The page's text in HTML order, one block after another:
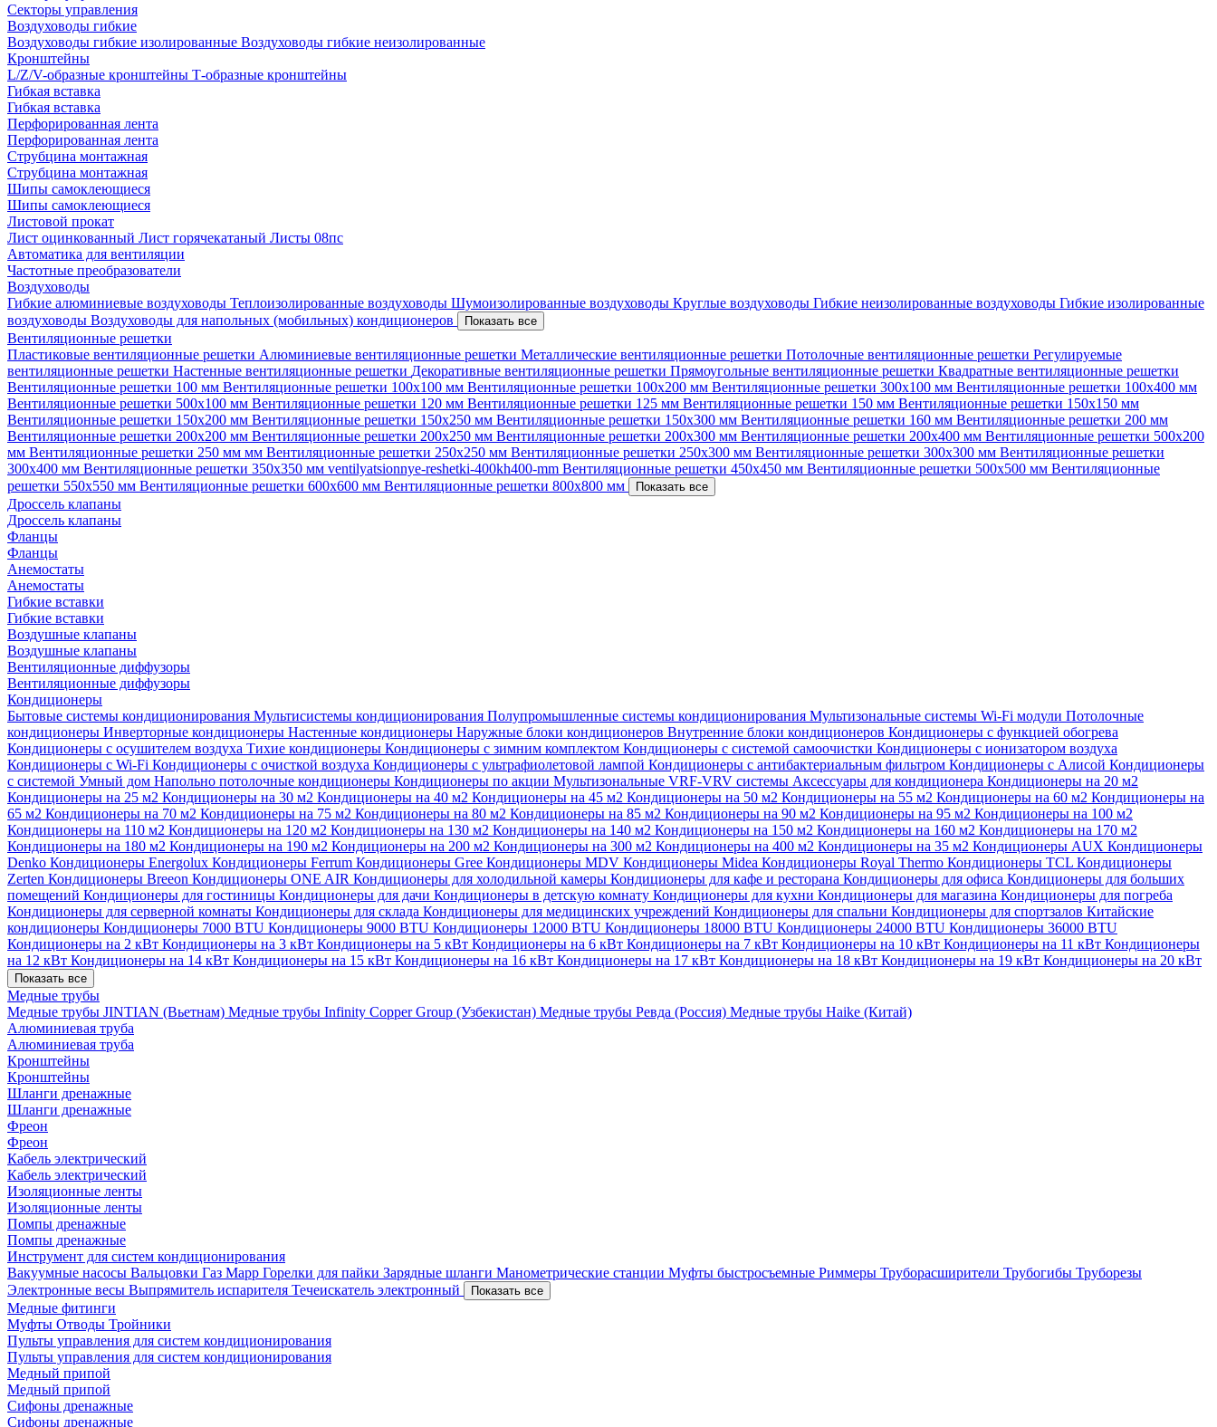
Секторы управления
Воздуховоды гибкие
Воздуховоды гибкие изолированные Воздуховоды гибкие неизолированные
Кронштейны
L/Z/V-образные кронштейны Т-образные кронштейны
Гибкая вставка
Гибкая вставка
Перфорированная лента
Перфорированная лента
Струбцина монтажная
Струбцина монтажная
Шипы самоклеющиеся
Шипы самоклеющиеся
Листовой прокат
Лист оцинкованный Лист горячекатаный Листы 08пс
Автоматика для вентиляции
Частотные преобразователи
Воздуховоды
Гибкие алюминиевые воздуховоды Теплоизолированные воздуховоды Шумоизолированные воздуховоды Круглые воздуховоды Гибкие неизолированные воздуховоды Гибкие изолированные
воздуховоды Воздуховоды для напольных (мобильных) кондиционеров Показать все
Вентиляционные решетки
Пластиковые вентиляционные решетки Алюминиевые вентиляционные решетки Металлические вентиляционные решетки Потолочные вентиляционные решетки Регулируемые
вентиляционные решетки Настенные вентиляционные решетки Декоративные вентиляционные решетки Прямоугольные вентиляционные решетки Квадратные вентиляционные решетки
Вентиляционные решетки 100 мм Вентиляционные решетки 100х100 мм Вентиляционные решетки 100х200 мм Вентиляционные решетки 300х100 мм Вентиляционные решетки 100х400 мм
Вентиляционные решетки 500х100 мм Вентиляционные решетки 120 мм Вентиляционные решетки 125 мм Вентиляционные решетки 150 мм Вентиляционные решетки 150х150 мм
Вентиляционные решетки 150х200 мм Вентиляционные решетки 150х250 мм Вентиляционные решетки 150х300 мм Вентиляционные решетки 160 мм Вентиляционные решетки 200 мм
Вентиляционные решетки 200х200 мм Вентиляционные решетки 200х250 мм Вентиляционные решетки 200х300 мм Вентиляционные решетки 200х400 мм Вентиляционные решетки 500х200
мм Вентиляционные решетки 250 мм мм Вентиляционные решетки 250х250 мм Вентиляционные решетки 250х300 мм Вентиляционные решетки 300х300 мм Вентиляционные решетки
300х400 мм Вентиляционные решетки 350х350 мм ventilyatsionnye-reshetki-400kh400-mm Вентиляционные решетки 450х450 мм Вентиляционные решетки 500х500 мм Вентиляционные
решетки 550х550 мм Вентиляционные решетки 600х600 мм Вентиляционные решетки 800х800 мм Показать все
Дроссель клапаны
Дроссель клапаны
Фланцы
Фланцы
Анемостаты
Анемостаты
Гибкие вставки
Гибкие вставки
Воздушные клапаны
Воздушные клапаны
Вентиляционные диффузоры
Вентиляционные диффузоры
Кондиционеры
Бытовые системы кондиционирования Мультисистемы кондиционирования Полупромышленные системы кондиционирования Мультизональные системы Wi-Fi модули Потолочные
кондиционеры Инверторные кондиционеры Настенные кондиционеры Наружные блоки кондиционеров Внутренние блоки кондиционеров Кондиционеры с функцией обогрева
Кондиционеры с осушителем воздуха Тихие кондиционеры Кондиционеры с зимним комплектом Кондиционеры с системой самоочистки Кондиционеры с ионизатором воздуха
Кондиционеры с Wi-Fi Кондиционеры с очисткой воздуха Кондиционеры с ультрафиолетовой лампой Кондиционеры с антибактериальным фильтром Кондиционеры с Алисой Кондиционеры
с системой Умный дом Напольно потолочные кондиционеры Кондиционеры по акции Мультизональные VRF-VRV системы Аксессуары для кондиционера Кондиционеры на 20 м2
Кондиционеры на 25 м2 Кондиционеры на 30 м2 Кондиционеры на 40 м2 Кондиционеры на 45 м2 Кондиционеры на 50 м2 Кондиционеры на 55 м2 Кондиционеры на 60 м2 Кондиционеры на
65 м2 Кондиционеры на 70 м2 Кондиционеры на 75 м2 Кондиционеры на 80 м2 Кондиционеры на 85 м2 Кондиционеры на 90 м2 Кондиционеры на 95 м2 Кондиционеры на 100 м2
Кондиционеры на 110 м2 Кондиционеры на 120 м2 Кондиционеры на 130 м2 Кондиционеры на 140 м2 Кондиционеры на 150 м2 Кондиционеры на 160 м2 Кондиционеры на 170 м2
Кондиционеры на 180 м2 Кондиционеры на 190 м2 Кондиционеры на 200 м2 Кондиционеры на 300 м2 Кондиционеры на 400 м2 Кондиционеры на 35 м2 Кондиционеры AUX Кондиционеры
Denko Кондиционеры Energolux Кондиционеры Ferrum Кондиционеры Gree Кондиционеры MDV Кондиционеры Midea Кондиционеры Royal Thermo Кондиционеры TCL Кондиционеры
Zerten Кондиционеры Breeon Кондиционеры ONE AIR Кондиционеры для холодильной камеры Кондиционеры для кафе и ресторана Кондиционеры для офиса Кондиционеры для больших
помещений Кондиционеры для гостиницы Кондиционеры для дачи Кондиционеры в детскую комнату Кондиционеры для кухни Кондиционеры для магазина Кондиционеры для погреба
Кондиционеры для серверной комнаты Кондиционеры для склада Кондиционеры для медицинских учреждений Кондиционеры для спальни Кондиционеры для спортзалов Китайские
кондиционеры Кондиционеры 7000 BTU Кондиционеры 9000 BTU Кондиционеры 12000 BTU Кондиционеры 18000 BTU Кондиционеры 24000 BTU Кондиционеры 36000 BTU
Кондиционеры на 2 кВт Кондиционеры на 3 кВт Кондиционеры на 5 кВт Кондиционеры на 6 кВт Кондиционеры на 7 кВт Кондиционеры на 10 кВт Кондиционеры на 11 кВт Кондиционеры
на 12 кВт Кондиционеры на 14 кВт Кондиционеры на 15 кВт Кондиционеры на 16 кВт Кондиционеры на 17 кВт Кондиционеры на 18 кВт Кондиционеры на 19 кВт Кондиционеры на 20 кВт
Показать все
Медные трубы
Медные трубы JINTIAN (Вьетнам) Медные трубы Infinity Copper Group (Узбекистан) Медные трубы Ревда (Россия) Медные трубы Haike (Китай)
Алюминиевая труба
Алюминиевая труба
Кронштейны
Кронштейны
Шланги дренажные
Шланги дренажные
Фреон
Фреон
Кабель электрический
Кабель электрический
Изоляционные ленты
Изоляционные ленты
Помпы дренажные
Помпы дренажные
Инструмент для систем кондиционирования
Вакуумные насосы Вальцовки Газ Mapp Горелки для пайки Зарядные шланги Манометрические станции Муфты быстросъемные Риммеры Труборасширители Трубогибы Труборезы
Электронные весы Выпрямитель испарителя Течеискатель электронный Показать все
Медные фитинги
Муфты Отводы Тройники
Пульты управления для систем кондиционирования
Пульты управления для систем кондиционирования
Медный припой
Медный припой
Сифоны дренажные
Сифоны дренажные